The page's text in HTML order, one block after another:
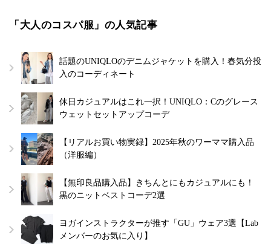
「大人のコスパ服」の人気記事
話題のUNIQLOのデニムジャケットを購入！春気分投
入のコーディネート
休日カジュアルはこれ一択！UNIQLO：Cのグレース
ウェットセットアップコーデ
【リアルお買い物実録】2025年秋のワーママ購入品
（洋服編）
【無印良品購入品】きちんとにもカジュアルにも！
黒のニットベストコーデ2選
ヨガインストラクターが推す「GU」ウェア3選【Lab
メンバーのお気に入り】